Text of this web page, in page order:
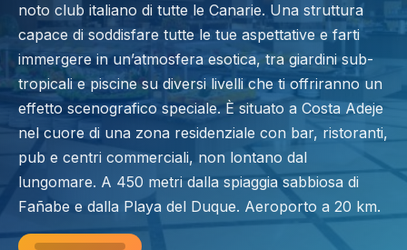
noto club italiano di tutte le Canarie. Una struttura
capace di soddisfare tutte le tue aspettative e farti
immergere in un’atmosfera esotica, tra giardini sub-
tropicali e piscine su diversi livelli che ti offriranno un
effetto scenografico speciale. È situato a Costa Adeje
nel cuore di una zona residenziale con bar, ristoranti,
pub e centri commerciali, non lontano dal
lungomare. A 450 metri dalla spiaggia sabbiosa di
Fañabe e dalla Playa del Duque. Aeroporto a 20 km.